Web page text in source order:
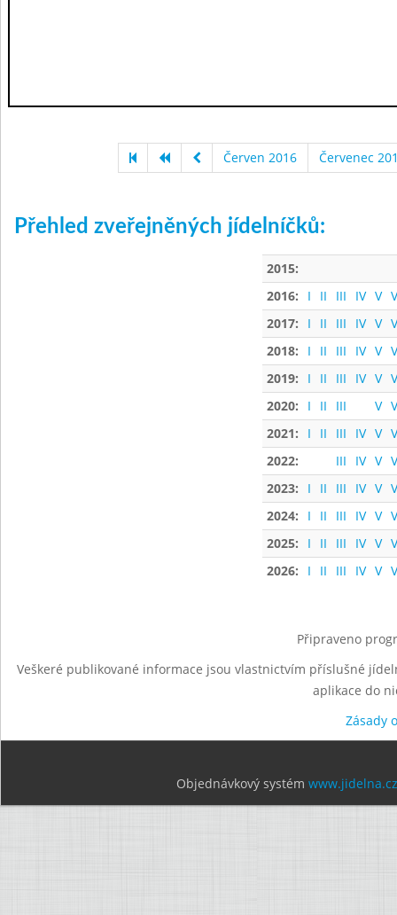
Červen 2016 Červenec
Přehled zveřejněných jídelníčků:
2015:
2016:
I II III IV V
2017:
I II III IV V
2018:
I II III IV V
2019:
I II III IV V
2020:
I II III V
2021:
I II III IV V
2022:
III IV V
2023:
I II III IV V
2024:
I II III IV V
2025:
I II III IV V
2026:
I II III IV V
Připraveno
Veškeré publikované informace jsou vlastnictvím příslušné
aplikace do
Zásady
Objednávkový systém www.jidelna.cz